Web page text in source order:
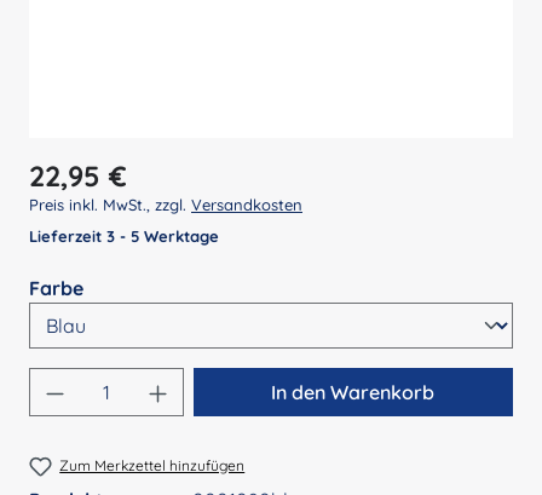
Regulärer Preis:
22,95 €
Preis inkl. MwSt., zzgl. Versandkosten
Lieferzeit 3 - 5 Werktage
Farbeauswählen
Produkt Anzahl: Gib den gewünschten
In den Warenkorb
Zum Merkzettel hinzufügen